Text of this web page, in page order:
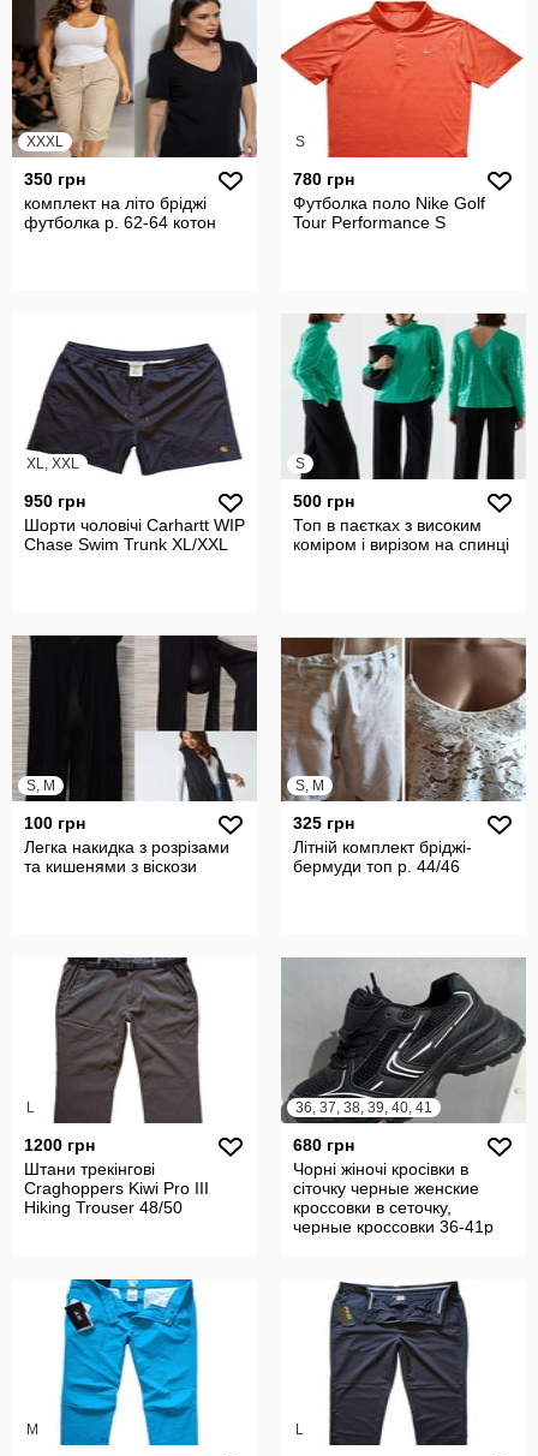
XXXL
350 грн
комплект на літо бріджі
футболка р. 62-64 котон
S
780 грн
Футболка поло Nike Golf
Tour Performance S
XL, XXL
950 грн
Шорти чоловічі Carhartt WIP
Chase Swim Trunk XL/XXL
S
500 грн
Топ в паєтках з високим
коміром і вирізом на спинці
S, M
100 грн
Легка накидка з розрізами
та кишенями з віскози
S, M
325 грн
Літній комплект бріджі-
бермуди топ р. 44/46
L
1200 грн
Штани трекінгові
Craghoppers Kiwi Pro III
Hiking Trouser 48/50
36, 37, 38, 39, 40, 41
680 грн
Чорні жіночі кросівки в
сіточку черные женские
кроссовки в сеточку,
черные кроссовки 36-41р
M L